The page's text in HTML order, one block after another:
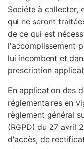
Société à collecter,
qui ne seront
de ce qui est
l'accomplissement
lui incombent et
prescription
En application des
réglementaires en
règlement général
(RGPD) du 27 avril
d'accès, de